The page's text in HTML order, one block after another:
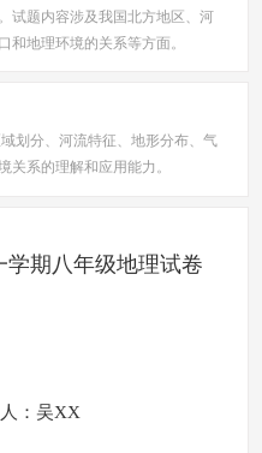
试题内容涉及我国北方地区、河
和地理环境的关系等方面。
划分、河流特征、地形分布、气
关系的理解和应用能力。
学期八年级地理试卷
：吴XX